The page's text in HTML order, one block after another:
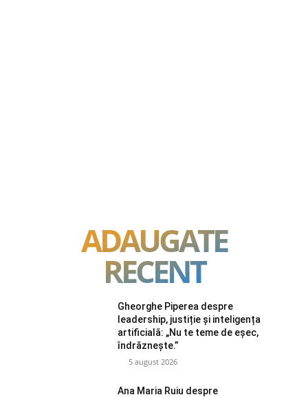
ADAUGATE
RECENT
Gheorghe Piperea despre
leadership, justiție și inteligența
artificială: „Nu te teme de eșec,
îndrăznește.”
5 august 2026
Ana Maria Ruiu despre